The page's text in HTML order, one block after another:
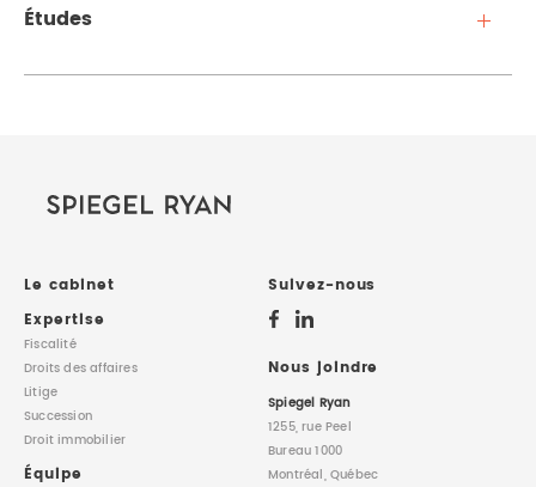
Études
Le cabinet
Expertise
Fiscalité
Droits des affaires
Litige
Succession
Droit immobilier
Équipe
Suivez-nous
Nous joindre
Spiegel Ryan
1255, rue Peel
Bureau 1000
Montréal, Québec